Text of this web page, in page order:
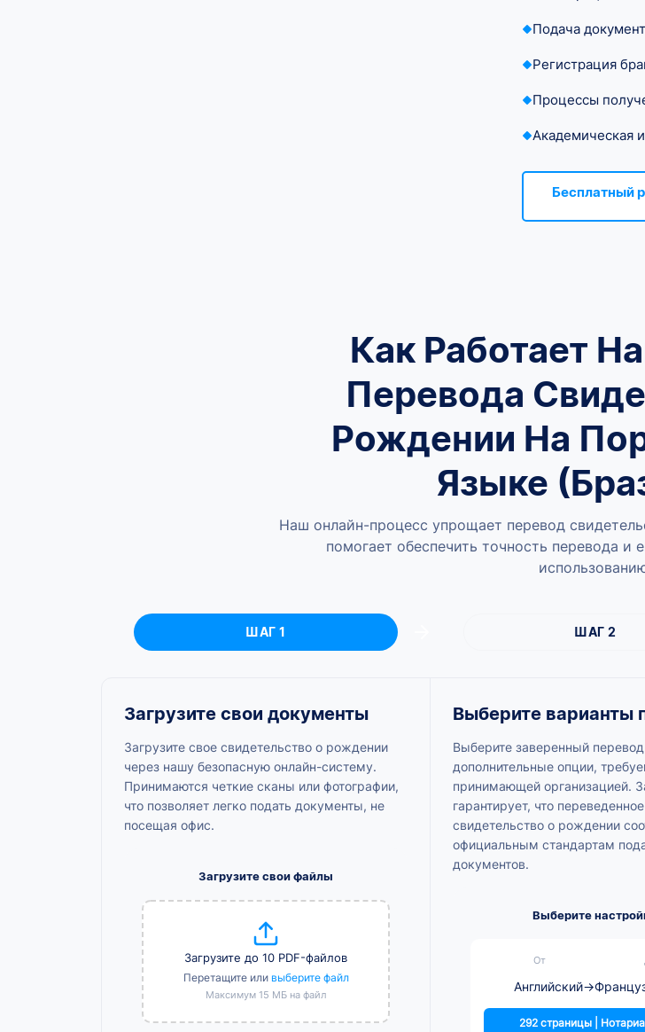
Подача
Регистрация
Процессы
Академическая
Бесплатный
Как Работает
Перевода
Рождении На
Языке
Наш онлайн-процесс упрощает перевод
помогает обеспечить точность перевода и
ШАГ 1 ШАГ 2
Загрузите свои документы
Загрузите свое свидетельство о рождении
через нашу безопасную онлайн-систему.
Принимаются четкие сканы или фотографии,
что позволяет легко подать документы, не
посещая офис.
Загрузите свои файлы
Загрузите до 10 PDF-файлов
Перетащите или выберите файл
Максимум 15 МБ на файл
Выберите варианты
Выберите заверенный
дополнительные опции,
принимающей организацией.
гарантирует, что переведенное
свидетельство о рождении
официальным стандартам
документов.
Выберите
От
Английский→
292 страницы |